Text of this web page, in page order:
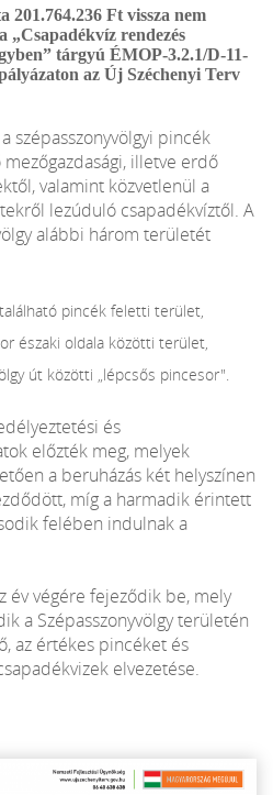
Ft vissza nem
„Csapadékvíz rendezés
tárgyú ÉMOP-3.2.1/D-11-
az Új Széchenyi Terv
szépasszonyvölgyi pincék
illetve erdő
valamint közvetlenül a
lezúduló csapadékvíztől. A
alábbi három területét
pincék feletti terület,
északi oldala közötti terület,
út közötti „lépcsős pincesor".
és
előzték meg, melyek
a beruházás két helyszínen
míg a harmadik érintett
felében indulnak a
év végére fejeződik be, mely
a Szépasszonyvölgy területén
az értékes pincéket és
elvezetése.